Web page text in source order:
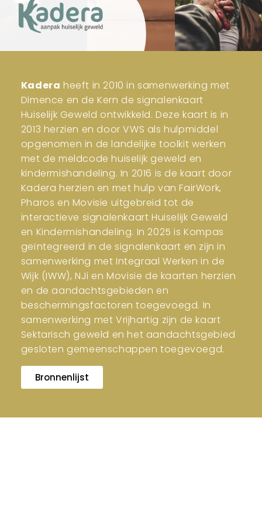
Kadera heeft in 2010 in samenwerking met
Dimence en de Kern de signalenkaart
Huiselijk Geweld ontwikkeld. Deze kaart is in
2013 herzien en door VWS als hulpmiddel
opgenomen in de landelijke toolkit werken
met de meldcode huiselijk geweld en
kindermishandeling. In 2016 is de kaart door
Kadera herzien en met hulp van FairWork,
Pharos en Movisie uitgebreid tot de
interactieve signalenkaart Huiselijk Geweld
en Kindermishandeling. In 2025 is Kompas
geïntegreerd in de signalenkaart en zijn in
samenwerking met Integraal Werken in de
Wijk (IWW), NJi en Movisie de kaarten herzien
en de aandachtsgebieden en
beschermingsfactoren toegevoegd. In
samenwerking met Vrijhartig zijn de kaart
Sektarisch geweld en het aandachtsgebied
gesloten gemeenschappen toegevoegd.
Bronnenlijst